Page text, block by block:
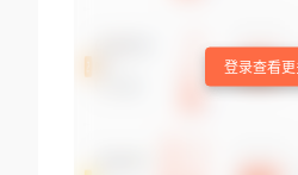
登录查看更